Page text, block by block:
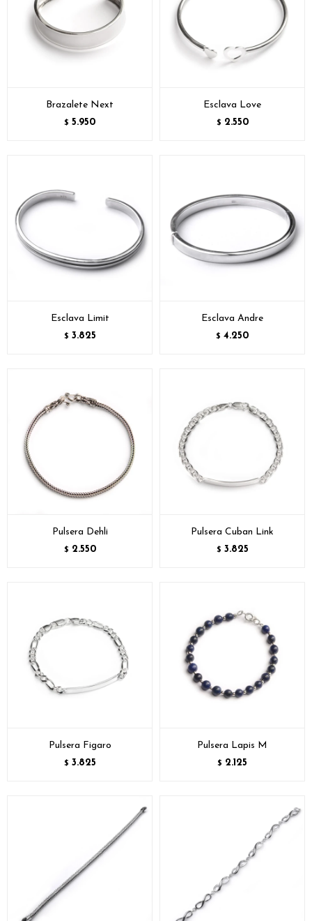
Brazalete Next
$ 5.950
Esclava Love
$ 2.550
Esclava Limit
$ 3.825
Esclava Andre
$ 4.250
Pulsera Dehli
$ 2.550
Pulsera Cuban Link
$ 3.825
Pulsera Figaro
$ 3.825
Pulsera Lapis M
$ 2.125